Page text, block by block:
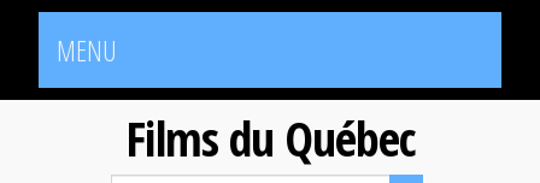
MENU
Films du Québec